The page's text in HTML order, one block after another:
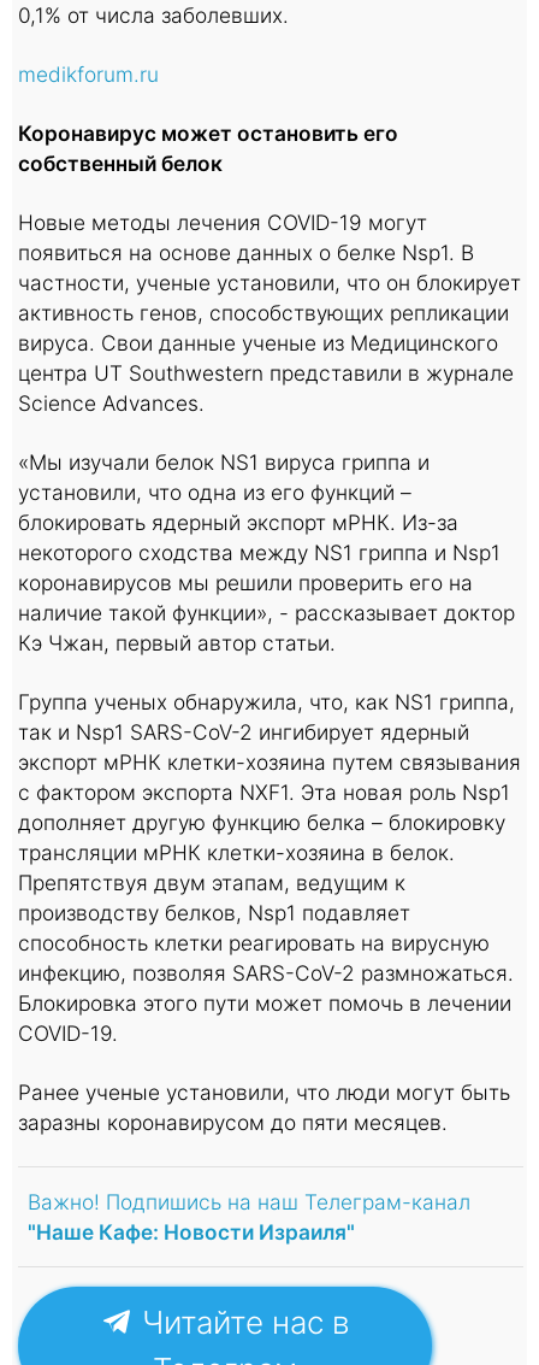
0,1% от числа заболевших.
medikforum.ru
Коронавирус может остановить его
собственный белок
Новые методы лечения COVID-19 могут
появиться на основе данных о белке Nsp1. В
частности, ученые установили, что он блокирует
активность генов, способствующих репликации
вируса. Свои данные ученые из Медицинского
центра UT Southwestern представили в журнале
Science Advances.
«Мы изучали белок NS1 вируса гриппа и
установили, что одна из его функций –
блокировать ядерный экспорт мРНК. Из-за
некоторого сходства между NS1 гриппа и Nsp1
коронавирусов мы решили проверить его на
наличие такой функции», - рассказывает доктор
Кэ Чжан, первый автор статьи.
Группа ученых обнаружила, что, как NS1 гриппа,
так и Nsp1 SARS-CoV-2 ингибирует ядерный
экспорт мРНК клетки-хозяина путем связывания
с фактором экспорта NXF1. Эта новая роль Nsp1
дополняет другую функцию белка – блокировку
трансляции мРНК клетки-хозяина в белок.
Препятствуя двум этапам, ведущим к
производству белков, Nsp1 подавляет
способность клетки реагировать на вирусную
инфекцию, позволяя SARS-CoV-2 размножаться.
Блокировка этого пути может помочь в лечении
COVID-19.
Ранее ученые установили, что люди могут быть
заразны коронавирусом до пяти месяцев.
Важно! Подпишись на наш Телеграм-канал
"Наше Кафе: Новости Израиля"
Читайте нас в